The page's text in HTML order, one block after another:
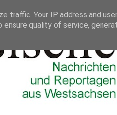
traffic. Your IP address and
quality of service,